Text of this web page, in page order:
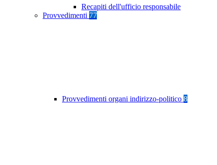
Recapiti dell'ufficio responsabile
Provvedimenti 77
Provvedimenti organi indirizzo-politico 8